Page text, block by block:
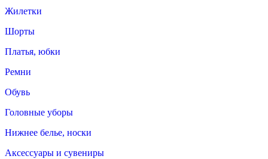
Жилетки
Шорты
Платья, юбки
Ремни
Обувь
Головные уборы
Нижнее белье, носки
Аксессуары и сувениры